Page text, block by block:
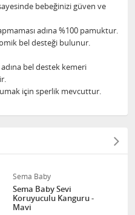
bebeğinizi güven ve
adına %100 pamuktur.
bel desteği bulunur.
bel destek kemeri
için sperlik mevcuttur.
Sema Baby
Sema Baby Sevi
Koruyuculu Kanguru -
Mavi